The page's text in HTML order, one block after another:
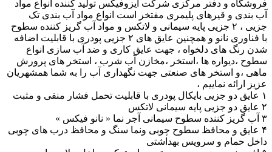
فروشگاه و دفتر مرکزی شرکت ایزوفیکس تولید کننده انواع مواد
آب بندی و قیرهای پلیمری مفتخر است انواع مواد آب بندی تک
جزیی ، ۲ جزیی پایه سیمانی و لاتکس و مواد آب گریز کننده سطوح
با فناوری نانو و همچنین عایق های ۲ جزیی پودری با قابلیت اضافه
شدن رنگ های دلخواه ، جهت عایق کاری و ضد آب سازی انواع
سطوح ،دیواره ها ،استخر ،مخازن آب شرب ، استخر های پرورش
ماهی ،و استخر های صنعتی جهت نگهداری آب را به شما همشهریان
عزیز ارائه نماییم ،
۱ عایق دو جزیی بایکال پودری با قابلیت تحمل فشار منفی و مثبت
۲ عایق دو جزیی پایه سیمانی لاتکس
۳ آب گریز کننده سطوح سیمانی آجر نما « نانو فیکس »
۴ عایق و محافظ سطوح چوبی ونما سنگ و محافظ درب های چوبی
داخل حمام و سرویس بهداشتی